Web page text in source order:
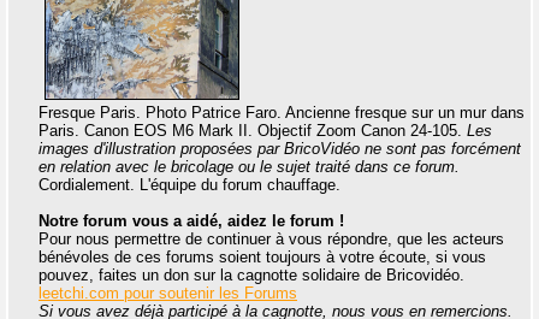
Fresque Paris. Photo Patrice Faro. Ancienne fresque sur un mur dans
Paris. Canon EOS M6 Mark II. Objectif Zoom Canon 24-105. Les
images d'illustration proposées par BricoVidéo ne sont pas forcément
en relation avec le bricolage ou le sujet traité dans ce forum.
Cordialement. L'équipe du forum chauffage.
Notre forum vous a aidé, aidez le forum !
Pour nous permettre de continuer à vous répondre, que les acteurs
bénévoles de ces forums soient toujours à votre écoute, si vous
pouvez, faites un don sur la cagnotte solidaire de Bricovidéo.
leetchi.com pour soutenir les Forums
Si vous avez déjà participé à la cagnotte, nous vous en remercions.